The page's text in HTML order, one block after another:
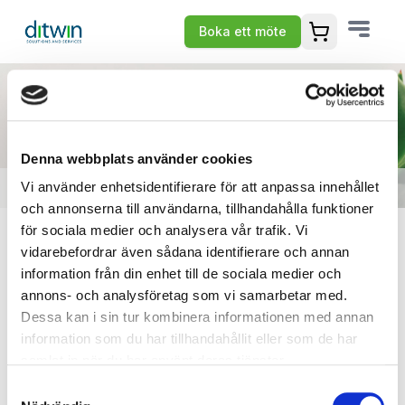
Denna webbplats använder cookies
Vi använder enhetsidentifierare för att anpassa innehållet
och annonserna till användarna, tillhandahålla funktioner
för sociala medier och analysera vår trafik. Vi
vidarebefordrar även sådana identifierare och annan
information från din enhet till de sociala medier och
annons- och analysföretag som vi samarbetar med.
Dessa kan i sin tur kombinera informationen med annan
information som du har tillhandahållit eller som de har
Boka ett möte
Tack för din förfrågan
Vad roligt att du har visat ett intresse för Strategi &
Rådgivning!
Vi har nu tagit emot din information och återkommer till
dig inom kort.
Under tiden är du alltid välkommen att kontakta oss om
Vi ser fram emot att hjälpa dig vidare!